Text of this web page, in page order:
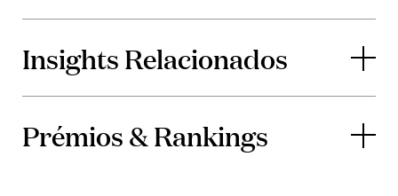
Insights Relacionados
Prémios & Rankings